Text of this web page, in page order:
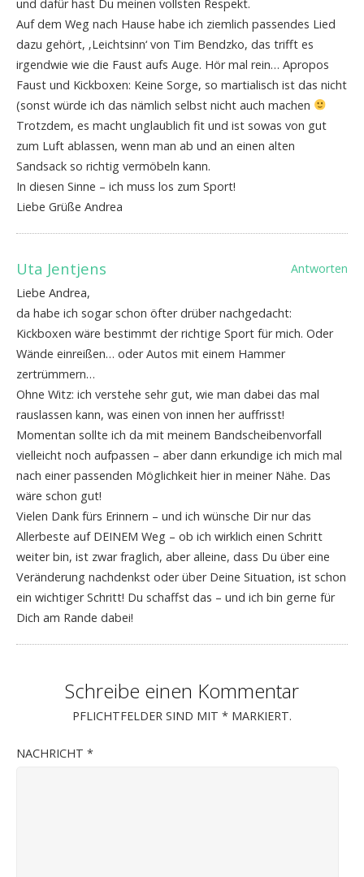
und dafür hast Du meinen vollsten Respekt.
Auf dem Weg nach Hause habe ich ziemlich passendes Lied
dazu gehört, ‚Leichtsinn‘ von Tim Bendzko, das trifft es
irgendwie wie die Faust aufs Auge. Hör mal rein… Apropos
Faust und Kickboxen: Keine Sorge, so martialisch ist das nicht
(sonst würde ich das nämlich selbst nicht auch machen
Trotzdem, es macht unglaublich fit und ist sowas von gut
zum Luft ablassen, wenn man ab und an einen alten
Sandsack so richtig vermöbeln kann.
In diesen Sinne – ich muss los zum Sport!
Liebe Grüße Andrea
Uta Jentjens
Antworten
Liebe Andrea,
da habe ich sogar schon öfter drüber nachgedacht:
Kickboxen wäre bestimmt der richtige Sport für mich. Oder
Wände einreißen… oder Autos mit einem Hammer
zertrümmern…
Ohne Witz: ich verstehe sehr gut, wie man dabei das mal
rauslassen kann, was einen von innen her auffrisst!
Momentan sollte ich da mit meinem Bandscheibenvorfall
vielleicht noch aufpassen – aber dann erkundige ich mich mal
nach einer passenden Möglichkeit hier in meiner Nähe. Das
wäre schon gut!
Vielen Dank fürs Erinnern – und ich wünsche Dir nur das
Allerbeste auf DEINEM Weg – ob ich wirklich einen Schritt
weiter bin, ist zwar fraglich, aber alleine, dass Du über eine
Veränderung nachdenkst oder über Deine Situation, ist schon
ein wichtiger Schritt! Du schaffst das – und ich bin gerne für
Dich am Rande dabei!
Schreibe einen Kommentar
PFLICHTFELDER SIND MIT * MARKIERT.
NACHRICHT *